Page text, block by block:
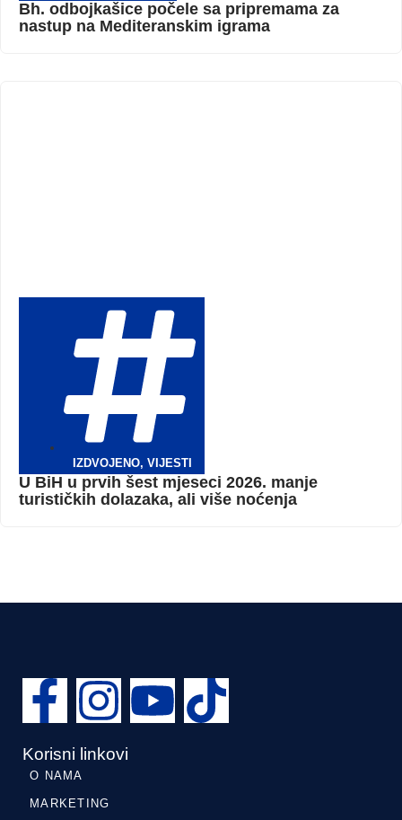
Bh. odbojkašice počele sa pripremama za
nastup na Mediteranskim igrama
IZDVOJENO, VIJESTI
U BiH u prvih šest mjeseci 2026. manje
turističkih dolazaka, ali više noćenja
Korisni linkovi
O NAMA
MARKETING